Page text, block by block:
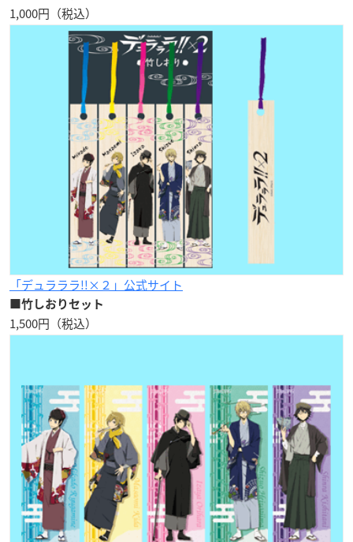
1,000円（税込）
「デュラララ!!×２」公式サイト
■竹しおりセット
1,500円（税込）